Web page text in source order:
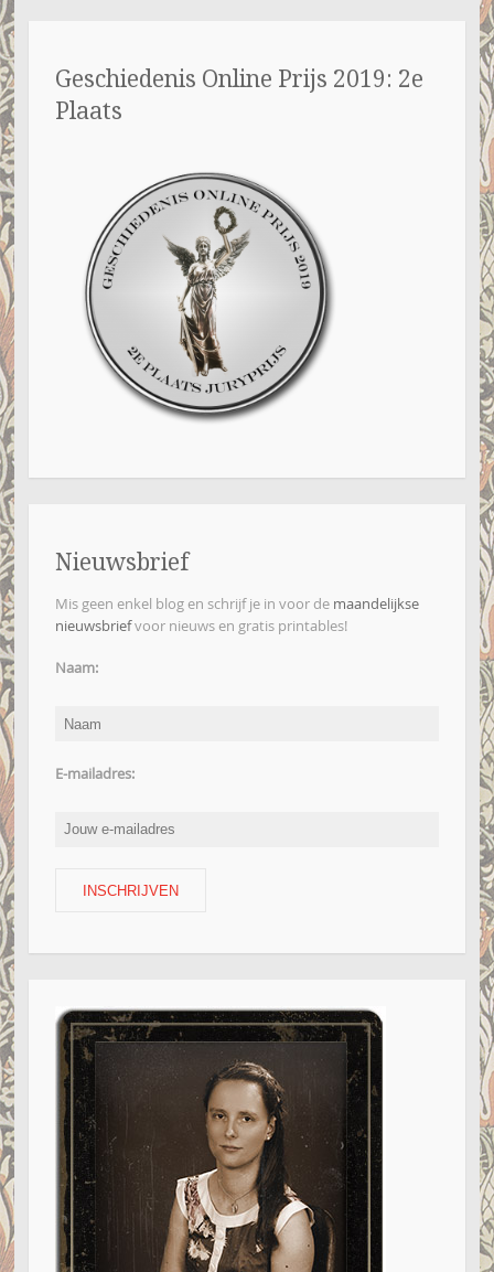
Geschiedenis Online Prijs 2019: 2e
Plaats
Nieuwsbrief
Mis geen enkel blog en schrijf je in voor de maandelijkse
nieuwsbriefvoor nieuws en gratis printables!
Naam:
E-mailadres: